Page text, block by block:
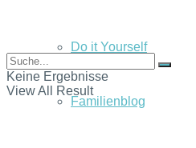
Do it Yourself
Familienblog
Keine Ergebnisse
View All Result